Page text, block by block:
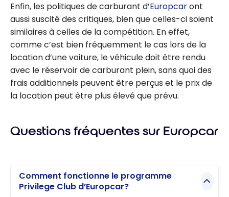
Enfin, les politiques de carburant d’Europcaront
aussi suscité des critiques, bien que celles-ci soient
similaires à celles de la compétition. En effet,
comme c’est bien fréquemment le cas lors de la
location d’une voiture, le véhicule doit être rendu
avec le réservoir de carburant plein, sans quoi des
frais additionnels peuvent être perçus et le prix de
la location peut être plus élevé que prévu.
Questions fréquentes sur Europcar
Comment fonctionne le programme
Privilege Club d’Europcar?